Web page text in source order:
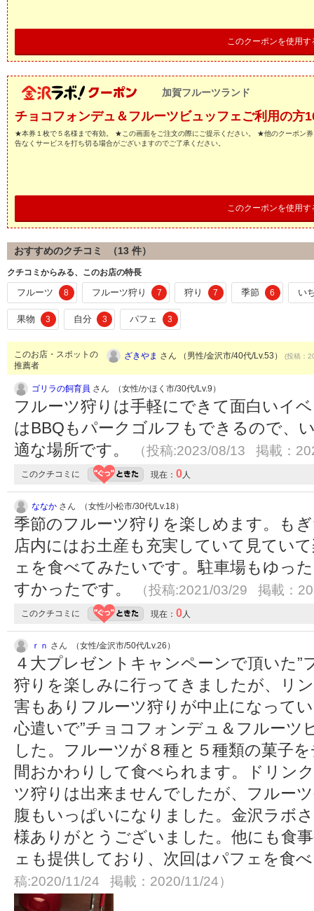
このクーポンを使用す
加賀フルーツランド
チョコフォンデュ＆フルーツビュッフェご利用の方
★本券１枚で５名様まで有効。 ★この画面をご注文の際にご提示ください。 ★他のクーポン
告なくサービスを打ち切る場合がございますのでご了承ください。
このクーポンを使用す
おすすめのクチコミ （13 件）
クチコミからみる、このお店の特長
フルーツ 8 フルーツ狩り 7 狩り 7 季節 6 い
果物 3 自分 3 パフェ 3
このお店・スポットの
推薦者
ざきやま さん （男性/金沢市/40代/Lv.53） (投稿：
ゴリラの飼育員 さん （女性/かほく市/30代/Lv.9）
フルーツ狩りは手軽にできて面白いイ
はBBQもパークゴルフもできるので、
適な場所です。
（投稿:2023/08/13 掲載：
このクチコミに 現在： 0人
ななか さん （女性/小松市/30代/Lv.18）
季節のフルーツ狩りを楽しめます。も
店内にはお土産も充実していて見てい
ェを食べてみたいです。駐車場もゆっ
すかったです。
（投稿:2021/03/29 掲載：
このクチコミに 現在： 0人
ｒｎ さん （女性/金沢市/50代/Lv.26）
４大プレゼントキャンペーンで頂いた”
狩りを楽しみに行ってきましたが、リ
害もありフルーツ狩りが中止になって
心遣いで”チョコフォンデュ＆フルーツ
した。フルーツが８種と５種類の菓子
間おかわりして食べられます。ドリン
ツ狩りは出来ませんでしたが、フルー
腹もいっぱいになりました。金沢ラボ
様ありがとうございました。他にも食
ェも提供しており、次回はパフェを食
稿:2020/11/24 掲載：2020/11/24）